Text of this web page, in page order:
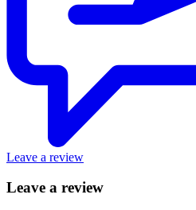
Leave a review
Leave a review